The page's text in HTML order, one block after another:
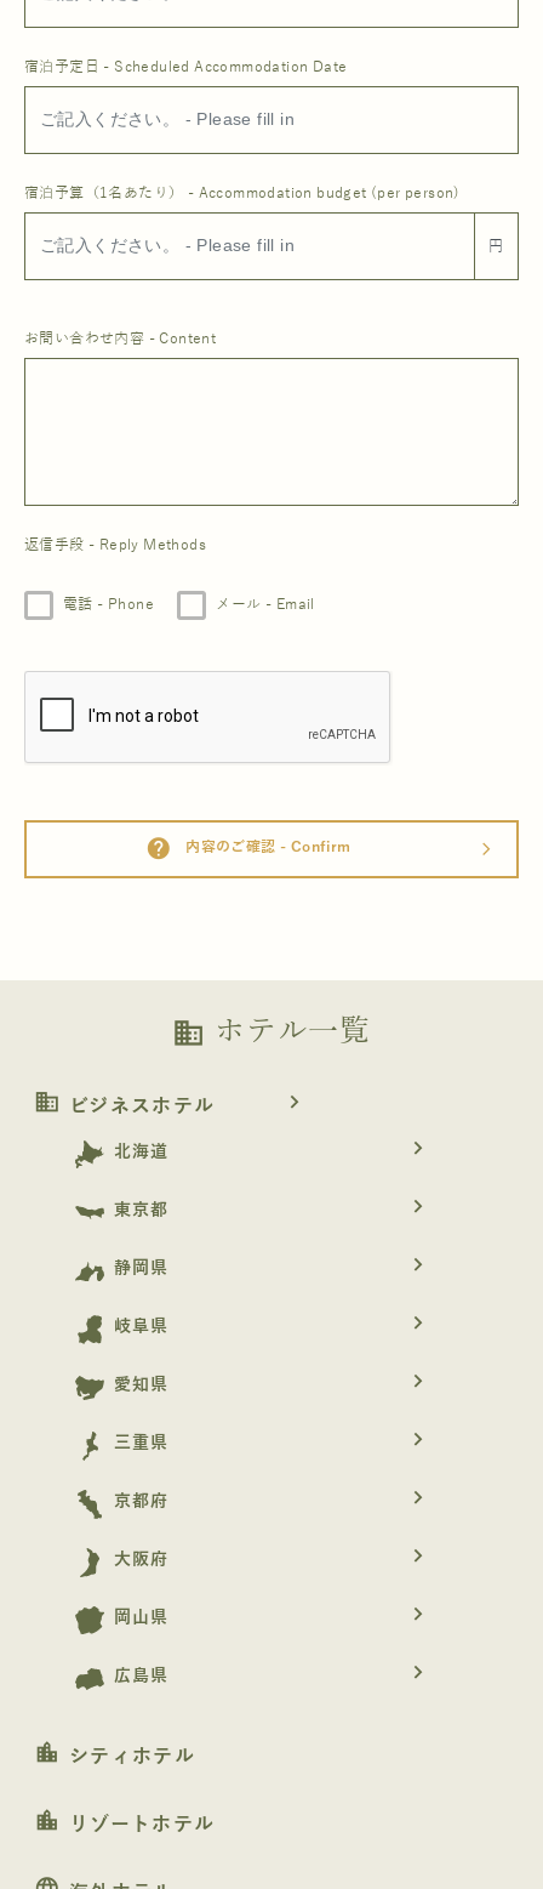
宿泊予定日 - Scheduled Accommodation Date
宿泊予算（1名あたり） - Accommodation budget (per person)
円
お問い合わせ内容 - Content
返信手段 - Reply Methods
電話 - Phone メール - Email
help 内容のご確認 - Confirm arrow_forward_ios
business ホテル一覧
business ビジネスホテル navigate_next
北海道 navigate_next
東京都 navigate_next
静岡県 navigate_next
岐阜県 navigate_next
愛知県 navigate_next
三重県 navigate_next
京都府 navigate_next
大阪府 navigate_next
岡山県 navigate_next
広島県 navigate_next
location_city シティホテル
location_city リゾートホテル